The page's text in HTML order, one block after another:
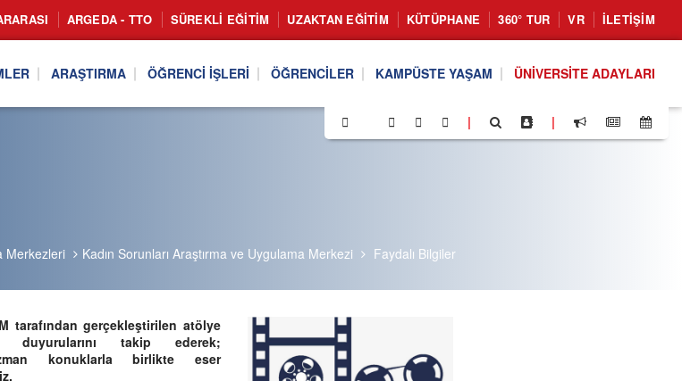
ARGEDA - TTO SÜREKLI EĞITIM UZAKTAN EĞITIM KÜTÜPHANE 360° TUR VR İLETIŞIM
ARAŞTIRMA ÖĞRENCI İŞLERI ÖĞRENCILER KAMPÜSTE YAŞAM ÜNIVERSITE ADAYLARI
| |
Merkezleri Kadın Sorunları Araştırma ve Uygulama Merkezi Faydalı Bilgiler
tarafından gerçekleştirilen atölye
duyurularını takip ederek;
konuklarla birlikte eser